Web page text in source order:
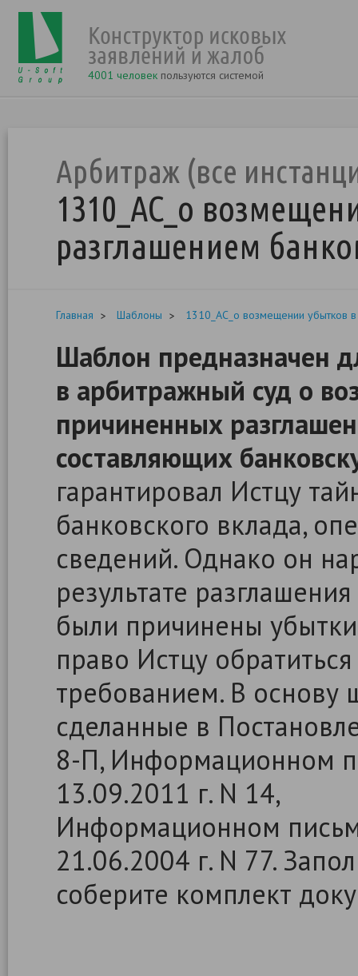
4001 человек пользуются системой
Арбитраж (все
1310_АС_о
разглашением
Главная Шаблоны 1310_АС_о возмещении убытков
Шаблон предназначен
в арбитражный суд о
причиненных
составляющих
гарантировал Истцу
банковского вклада,
сведений. Однако он
результате
были причинены
право Истцу
требованием. В
сделанные в
8-П, Информационном
13.09.2011 г. N 14,
Информационном
21.06.2004 г. N 77.
соберите комплект